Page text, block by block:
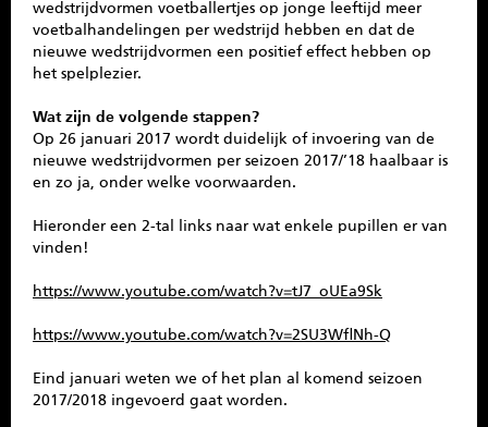
wedstrijdvormen voetballertjes op jonge leeftijd meer
voetbalhandelingen per wedstrijd hebben en dat de
nieuwe wedstrijdvormen een positief effect hebben op
het spelplezier.
Wat zijn de volgende stappen?
Op 26 januari 2017 wordt duidelijk of invoering van de
nieuwe wedstrijdvormen per seizoen 2017/’18 haalbaar is
en zo ja, onder welke voorwaarden.
Hieronder een 2-tal links naar wat enkele pupillen er van
vinden!
https://www.youtube.com/watch?v=tJ7_oUEa9Sk
https://www.youtube.com/watch?v=2SU3WflNh-Q
Eind januari weten we of het plan al komend seizoen
2017/2018 ingevoerd gaat worden.